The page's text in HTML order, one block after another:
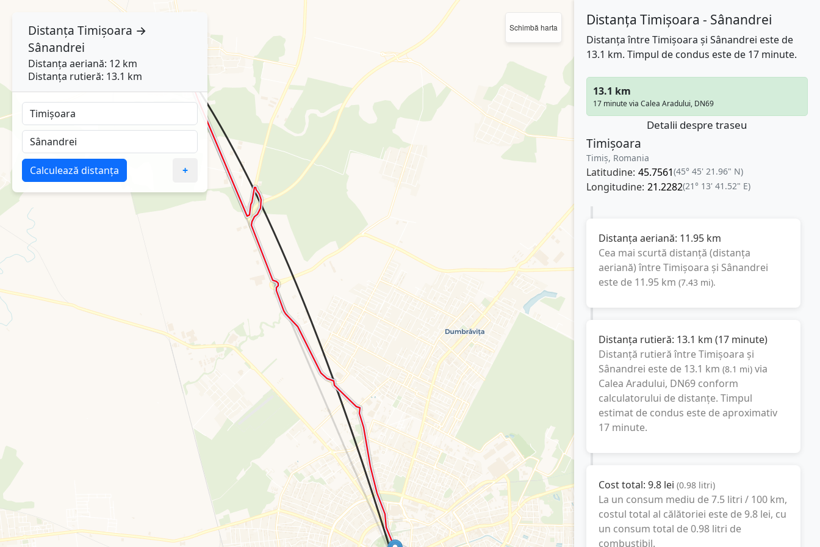
Schimbă harta Distanța Timișoara - Sânandrei
Distanța între Timișoara și Sânandrei este de
13.1 km. Timpul de condus este de 17 minute.
13.1 km
17 minute via Calea Aradului, DN69
Detalii despre traseu
Timișoara
Timiș, Romania
Latitudine: 45.7561(45° 45' 21.96" N)
Longitudine: 21.2282(21° 13' 41.52" E)
Distanța aeriană: 11.95 km
Cea mai scurtă distanță (distanța
aeriană) întreTimișoara și Sânandrei
este de 11.95 km (7.43 mi).
Distanța rutieră: 13.1 km (17 minute)
Distanță rutieră întreTimișoara și
Sânandrei este de 13.1 km (8.1 mi) via
Calea Aradului, DN69conform
calculatorului de distanțe. Timpul
estimat de condus este de aproximativ
17 minute.
Cost total: 9.8 lei (0.98 litri)
La un consum mediu de7.5 litri / 100 km,
costul total al călătoriei este de 9.8 lei, cu
un consum total de0.98 litri de
combustibil.
Distanța Timișoara →
Sânandrei
Distanța aeriană: 12 km
Distanța rutieră: 13.1 km
Calculează distanța +